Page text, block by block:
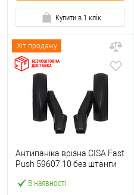
Купити в 1 клік
Хіт продажу
В наявності
Антипаніка врізна CISA Fast
Push 59607.10 без штанги